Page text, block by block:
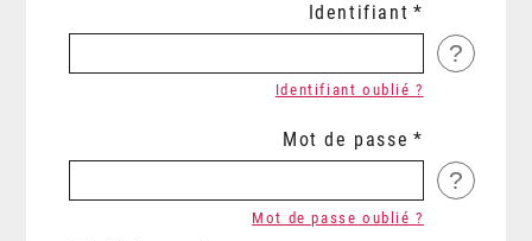
Identifiant
?
Identifiant oublié ?
Mot de passe
?
Mot de passe oublié ?